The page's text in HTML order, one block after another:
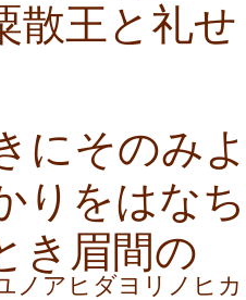
散王と礼
にそのみ
りをはな
き眉間の
ノアヒダヨリノヒ